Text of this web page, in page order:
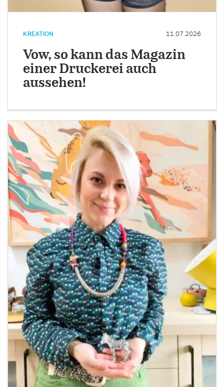
KREATION 11.07.2026
Vow, so kann das Magazin
einer Druckerei auch
aussehen!